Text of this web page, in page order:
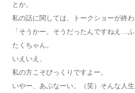
とか。
私の話に関しては、トークショーが終
「そうかー。そうだったんですねえ…
たくちゃん。
いえいえ、
私の方こそびっくりですよー。
いやー、あぶなーい。（笑）そんな人